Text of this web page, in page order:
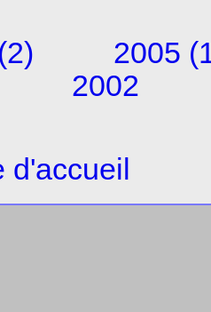
2005
2002
d'accueil